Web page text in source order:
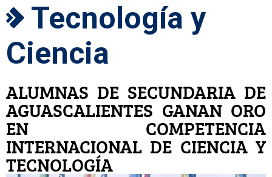
Tecnología y
Ciencia
ALUMNAS DE SECUNDARIA DE
AGUASCALIENTES GANAN ORO
EN COMPETENCIA
INTERNACIONAL DE CIENCIA Y
TECNOLOGÍA